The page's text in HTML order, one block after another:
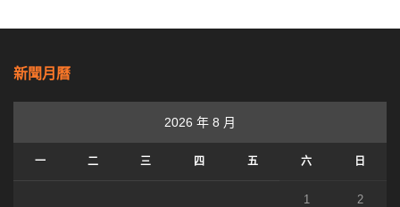
新聞月曆
2026 年 8 月
一 二 三 四 五 六 日
1 2